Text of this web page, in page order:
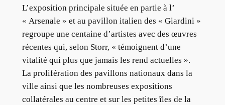
L’exposition principale située en partie à l’
« Arsenale » et au pavillon italien des « Giardini »
regroupe une centaine d’artistes avec des œuvres
récentes qui, selon Storr, « témoignent d’une
vitalité qui plus que jamais les rend actuelles ».
La prolifération des pavillons nationaux dans la
ville ainsi que les nombreuses expositions
collatérales au centre et sur les petites îles de la